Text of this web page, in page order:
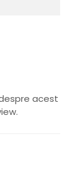
acest